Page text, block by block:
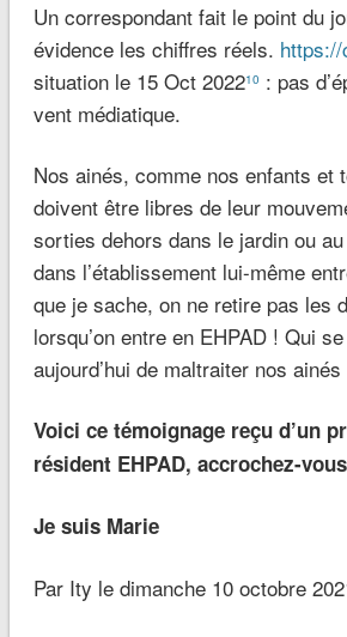
Un correspondant fait le point du
évidence les chiffres réels.
situation le 15 Oct 202210 : pas
vent médiatique.
Nos ainés, comme nos enfants et
doivent être libres de leur
sorties dehors dans le jardin ou
dans l’établissement lui-même
que je sache, on ne retire pas les
lorsqu’on entre en EHPAD ! Qui
aujourd’hui de maltraiter nos ainés
Voici ce témoignage reçu d’un
résident EHPAD, accrochez-vous
Je suis Marie
Par Ity le dimanche 10 octobre